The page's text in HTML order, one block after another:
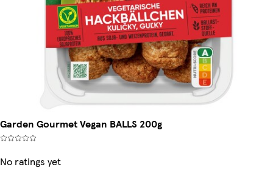
Garden Gourmet Vegan BALLS 200g
No ratings yet